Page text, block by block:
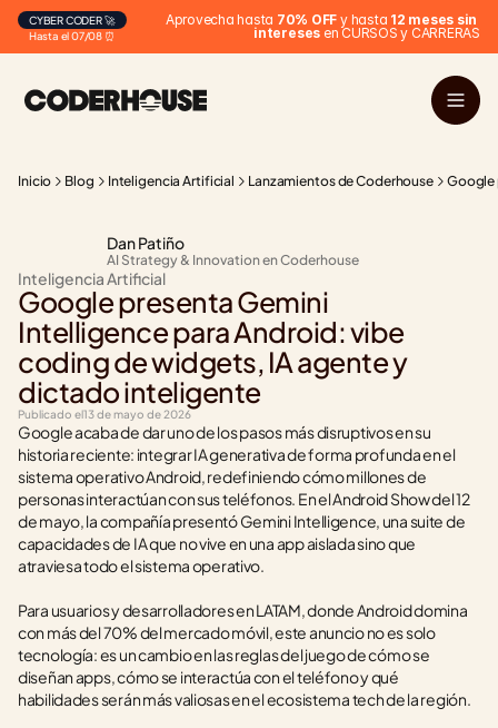
Hasta el 07/08 ⏰
CYBER CODER 🚀 Aprovecha hasta 70% OFF y hasta 12 meses sin
intereses en CURSOS y CARRERAS
Inicio Blog Inteligencia Artificial Lanzamientos de Coderhouse Google
Dan Patiño
AI Strategy & Innovation en Coderhouse
Inteligencia Artificial
Google presenta Gemini
Intelligence para Android: vibe
coding de widgets, IA agente y
dictado inteligente
Publicado el13 de mayo de 2026
Google acaba de dar uno de los pasos más disruptivos en su
historia reciente: integrar IA generativa de forma profunda en el
sistema operativo Android, redefiniendo cómo millones de
personas interactúan con sus teléfonos. En el Android Show del 12
de mayo, la compañía presentó Gemini Intelligence, una suite de
capacidades de IA que no vive en una app aislada sino que
atraviesa todo el sistema operativo.
Para usuarios y desarrolladores en LATAM, donde Android domina
con más del 70% del mercado móvil, este anuncio no es solo
tecnología: es un cambio en las reglas del juego de cómo se
diseñan apps, cómo se interactúa con el teléfono y qué
habilidades serán más valiosas en el ecosistema tech de la región.